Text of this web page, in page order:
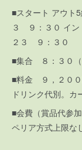
■スタート アウ
３ ９：３０ イ
２３ ９：３０
■集合 ８：３０（
■料金 ９，２０
ドリンク代別。
■会費（賞品代参
ペリア方式上限な